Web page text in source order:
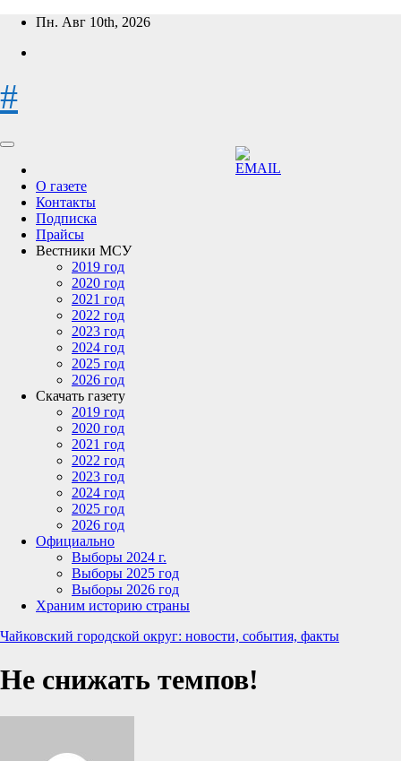
Перейти
содержимому
Пн. Авг 10th, 2026
#
О газете
Контакты
Подписка
Прайсы
Вестники МСУ
2019 год
2020 год
2021 год
2022 год
2023 год
2024 год
2025 год
2026 год
Скачать газету
2019 год
2020 год
2021 год
2022 год
2023 год
2024 год
2025 год
2026 год
Официально
Выборы 2024 г.
Выборы 2025 год
Выборы 2026 год
Храним историю страны
Чайковский городской округ: новости, события, факты
Не снижать темпов!